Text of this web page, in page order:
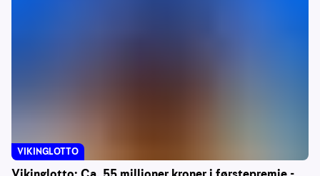
VIKINGLOTTO